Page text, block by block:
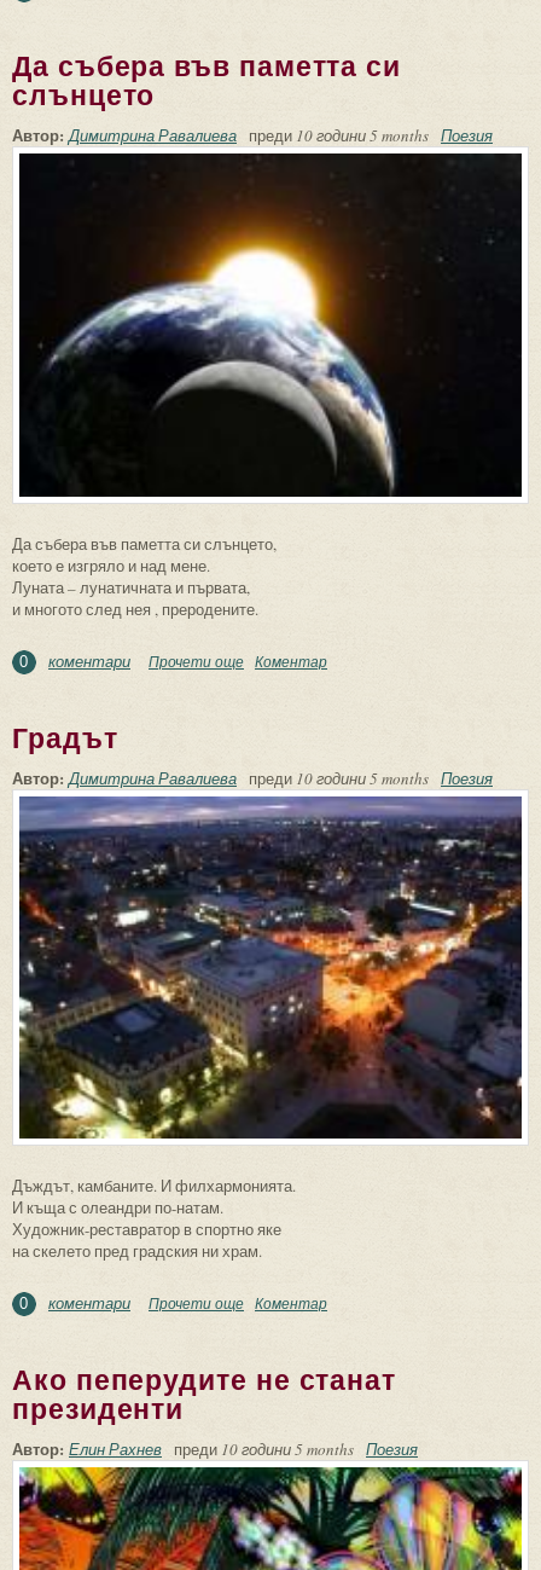
Да събера във паметта си
слънцето
Автор:Димитрина Равалиева преди 10 години 5 months Поезия
Да събера във паметта си слънцето,
което е изгряло и над мене.
Луната – лунатичната и първата,
и многото след нея , преродените.
0 коментари Прочети още about Да събера във паметта си слънцето
Коментар
Градът
Автор: Димитрина Равалиева преди 10 години 5 months Поезия
Дъждът, камбаните. И филхармонията.
И къща с олеандри по-натам.
Художник-реставратор в спортно яке
на скелето пред градския ни храм.
0 коментари Прочети още about Градът
Коментар
Ако пеперудите не станат
президенти
Автор: Елин Рахнев преди 10 години 5 months Поезия